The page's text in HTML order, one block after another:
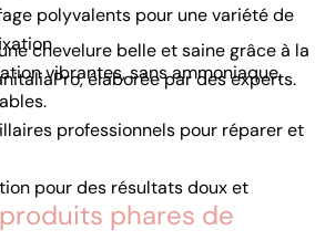
polyvalents pour une variété de
vibrantes, sans ammoniaque,
professionnels pour réparer et
pour des résultats doux et
chevelure belle et saine grâce à la
élaborée par des experts.
phares de